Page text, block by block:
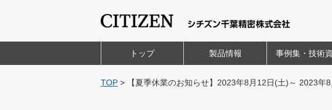
トップ 製品情報 事例集・技術
TOP > 【夏季休業のお知らせ】2023年8月12日(土)～ 2023年